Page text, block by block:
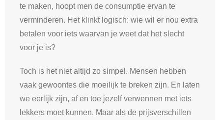
te maken, hoopt men de consumptie ervan te
verminderen. Het klinkt logisch: wie wil er nou extra
betalen voor iets waarvan je weet dat het slecht
voor je is?
Toch is het niet altijd zo simpel. Mensen hebben
vaak gewoontes die moeilijk te breken zijn. En laten
we eerlijk zijn, af en toe jezelf verwennen met iets
lekkers moet kunnen. Maar als de prijsverschillen